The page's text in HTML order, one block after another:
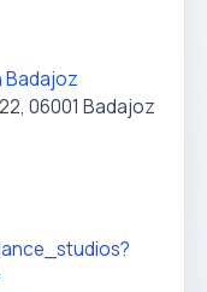
Badajoz
06001 Badajoz